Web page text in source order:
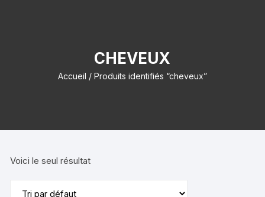
CHEVEUX
Accueil / Produits identifiés “cheveux”
Voici le seul résultat